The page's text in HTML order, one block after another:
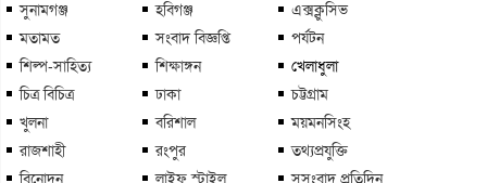
সুনামগঞ্জ
হবিগঞ্জ
এক্সক্লুসিভ
মতামত
সংবাদ বিজ্ঞপ্তি
পর্যটন
শিল্প-সাহিত্য
শিক্ষাঙ্গন
খেলাধুলা
চিত্র বিচিত্র
ঢাকা
চট্টগ্রাম
খুলনা
বরিশাল
ময়মনসিংহ
রাজশাহী
রংপুর
তথ্যপ্রযুক্তি
বিনোদন
লাইফ স্টাইল সুসংবাদ প্রতিদিন